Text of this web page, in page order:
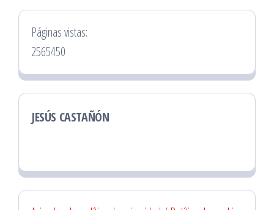
Páginas vistas:
2565450
JESÚS CASTAÑÓN